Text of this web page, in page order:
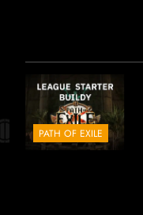
PATH OF EXILE